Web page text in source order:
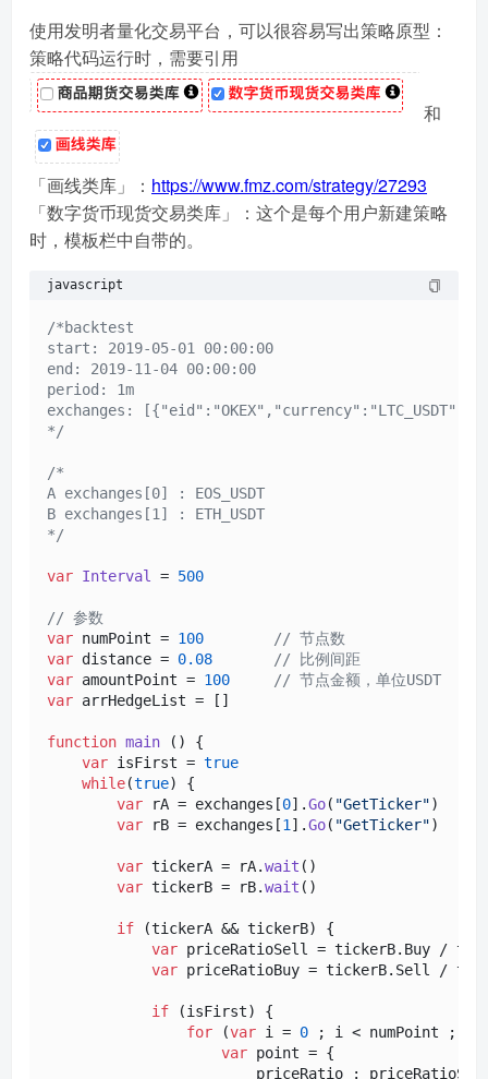
使用发明者量化交易平台，可以很容易写出策略原型：
策略代码运行时，需要引用
和
「画线类库」： https://www.fmz.com/strategy/27293
「数字货币现货交易类库」：这个是每个用户新建策略
时，模板栏中自带的。
javascript
/*backtest
start: 2019-05-01 00:00:00
end: 2019-11-04 00:00:00
period: 1m
exchanges:
*/
/*
A exchanges[0] : EOS_USDT
B exchanges[1] : ETH_USDT
*/
var Interval = 500
// 参数
var numPoint = 100
// 节点数
var distance = 0.08
// 比例间距
var amountPoint = 100
// 节点金额，单位USDT
var arrHedgeList = []
function main ( ) {
var isFirst = true
while(true) {
var rA = exchanges[0].Go( "GetTicker")
var rB = exchanges[1].Go( "GetTicker")
var tickerA = rA.wait ()
var tickerB = rB.wait ()
if (tickerA && tickerB) {
var priceRatioSell = tickerB. Buy /
var priceRatioBuy = tickerB. Sell /
if (isFirst) {
for (var i = 0 ; i < numPoint ;
var point = {
priceRatio :